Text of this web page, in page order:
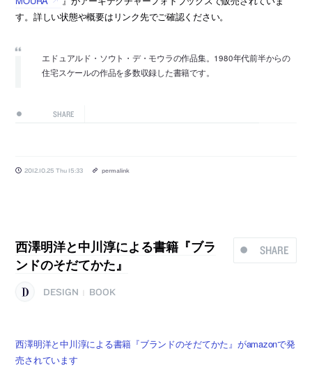
す。詳しい状態や概要はリンク先でご確認ください。
エドュアルド・ソウト・デ・モウラの作品集。1980年代前半からの
住宅スケールの作品を多数収録した書籍です。
SHARE
2012.10.25 Thu 15:33 permalink
SHARE
西澤明洋と中川淳による書籍『ブラ
ンドのそだてかた』
DESIGN BOOK
西澤明洋と中川淳による書籍『ブランドのそだてかた』がamazonで発
売されています